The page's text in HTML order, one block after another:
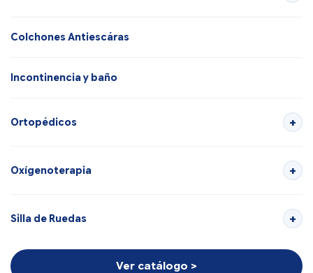
Colchones Antiescáras
Incontinencia y baño
Ortopédicos
Oxígenoterapia
Silla de Ruedas
Ver catálogo >